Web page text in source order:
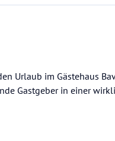
Urlaub im Gästehaus
Gastgeber in einer